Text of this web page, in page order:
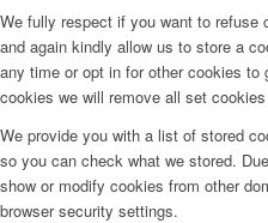
We fully respect if you want to
and again kindly allow us to store a
any time or opt in for other cookies
cookies we will remove all set
We provide you with a list of stored
so you can check what we stored.
show or modify cookies from other
browser security settings.